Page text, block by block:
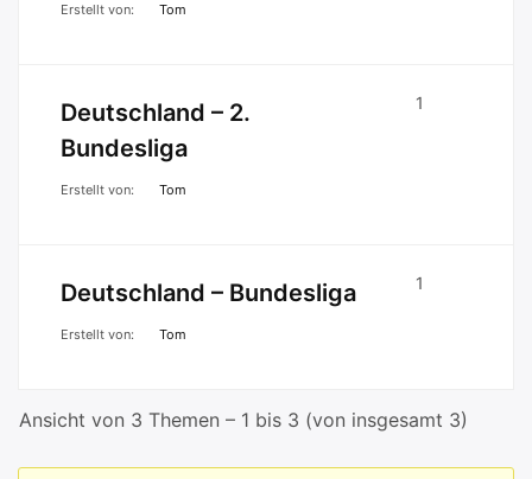
Erstellt von: Tom
Deutschland – 2.
Bundesliga
Erstellt von: Tom
1
Deutschland – Bundesliga
Erstellt von: Tom
1
Ansicht von 3 Themen – 1 bis 3 (von insgesamt 3)